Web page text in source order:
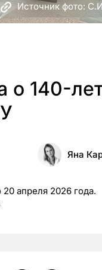
Источник фото:
о 140-
Яна
20 апреля 2026 года.